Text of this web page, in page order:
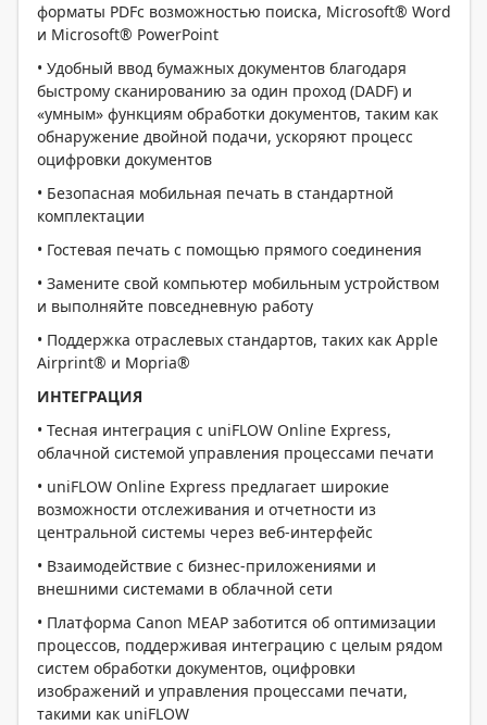
форматы PDFc возможностью поиска, Microsoft® Word
и Microsoft® PowerPoint
• Удобный ввод бумажных документов благодаря
быстрому сканированию за один проход (DADF) и
«умным» функциям обработки документов, таким как
обнаружение двойной подачи, ускоряют процесс
оцифровки документов
• Безопасная мобильная печать в стандартной
комплектации
• Гостевая печать с помощью прямого соединения
• Замените свой компьютер мобильным устройством
и выполняйте повседневную работу
• Поддержка отраслевых стандартов, таких как Apple
Airprint® и Mopria®
ИНТЕГРАЦИЯ
• Тесная интеграция с uniFLOW Online Express,
облачной системой управления процессами печати
• uniFLOW Online Express предлагает широкие
возможности отслеживания и отчетности из
центральной системы через веб-интерфейс
• Взаимодействие с бизнес-приложениями и
внешними системами в облачной сети
• Платформа Canon MEAP заботится об оптимизации
процессов, поддерживая интеграцию с целым рядом
систем обработки документов, оцифровки
изображений и управления процессами печати,
такими как uniFLOW